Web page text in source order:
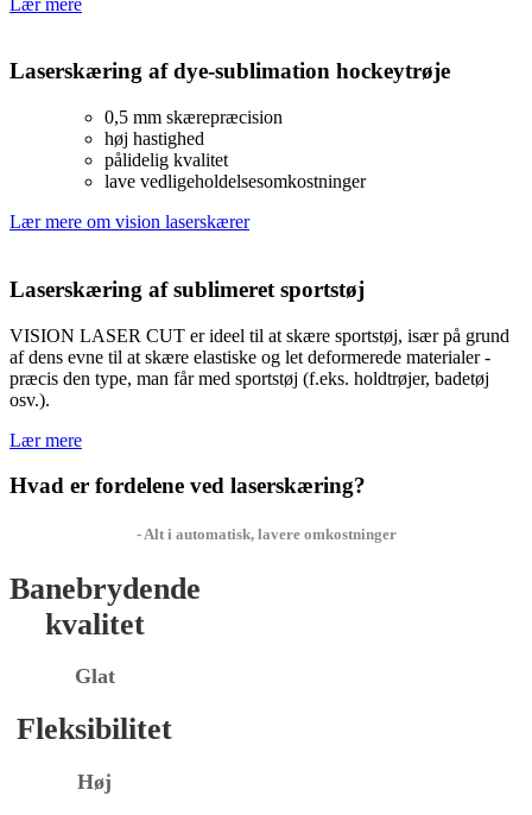
Laserskæring af dye-sublimation hockeytrøje
0,5 mm skærepræcision
høj hastighed
pålidelig kvalitet
lave vedligeholdelsesomkostninger
Lær mere om vision laserskærer
Laserskæring af sublimeret sportstøj
VISION LASER CUT er ideel til at skære sportstøj, især på grund
af dens evne til at skære elastiske og let deformerede materialer -
præcis den type, man får med sportstøj (f.eks. holdtrøjer, badetøj
osv.).
Lær mere
Hvad er fordelene ved laserskæring?
- Alt i automatisk, lavere omkostninger
Banebrydende
kvalitet
Glat
Fleksibilitet
Høj